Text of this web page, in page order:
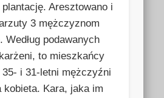
Aresztowano i
3 mężczyznom
Według podawanych
to mieszkańcy
i 31-letni mężczyźni
kobieta. Kara, jaka im